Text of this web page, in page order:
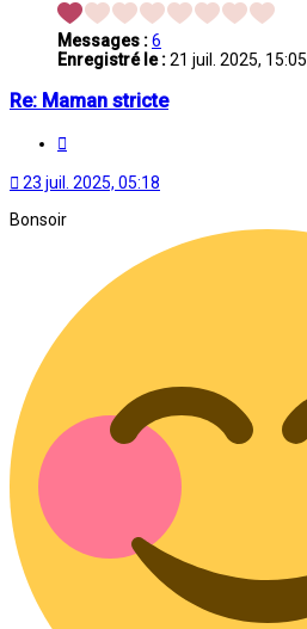
Messages :6
Enregistré le :21 juil. 2025, 15:05
Re: Maman stricte
23 juil. 2025, 05:18
Bonsoir